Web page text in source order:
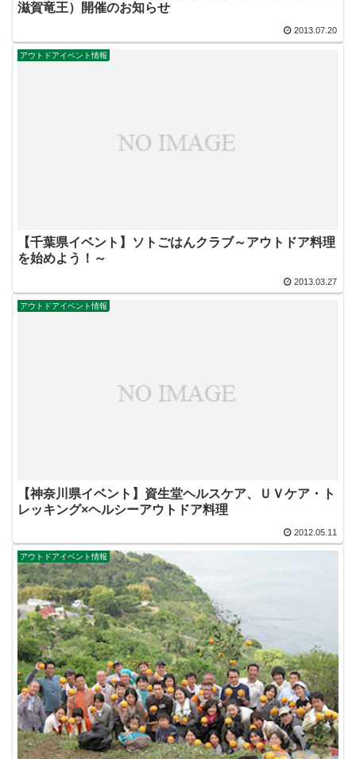
滋賀竜王）開催のお知らせ
2013.07.20
アウトドアイベント情報
【千葉県イベント】ソトごはんクラブ～アウトドア料理
を始めよう！～
2013.03.27
アウトドアイベント情報
【神奈川県イベント】資生堂ヘルスケア、ＵＶケア・ト
レッキング×ヘルシーアウトドア料理
2012.05.11
アウトドアイベント情報